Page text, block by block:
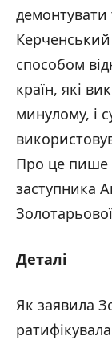
способом
країн, які
минулому, і
Про це пише
заступника
Деталі
Як заявила